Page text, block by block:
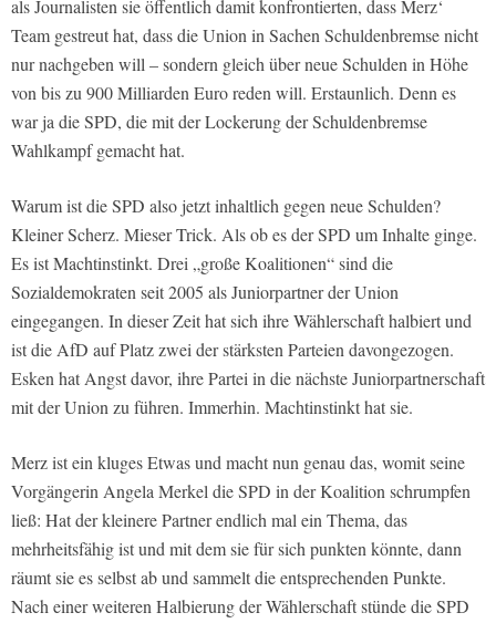
als Journalisten sie öffentlich damit konfrontierten, dass Merz‘
Team gestreut hat, dass die Union in Sachen Schuldenbremse nicht
nur nachgeben will – sondern gleich über neue Schulden in Höhe
von bis zu 900 Milliarden Euro reden will. Erstaunlich. Denn es
war ja die SPD, die mit der Lockerung der Schuldenbremse
Wahlkampf gemacht hat.
Warum ist die SPD also jetzt inhaltlich gegen neue Schulden?
Kleiner Scherz. Mieser Trick. Als ob es der SPD um Inhalte ginge.
Es ist Machtinstinkt. Drei „große Koalitionen“ sind die
Sozialdemokraten seit 2005 als Juniorpartner der Union
eingegangen. In dieser Zeit hat sich ihre Wählerschaft halbiert und
ist die AfD auf Platz zwei der stärksten Parteien davongezogen.
Esken hat Angst davor, ihre Partei in die nächste Juniorpartnerschaft
mit der Union zu führen. Immerhin. Machtinstinkt hat sie.
Merz ist ein kluges Etwas und macht nun genau das, womit seine
Vorgängerin Angela Merkel die SPD in der Koalition schrumpfen
ließ: Hat der kleinere Partner endlich mal ein Thema, das
mehrheitsfähig ist und mit dem sie für sich punkten könnte, dann
räumt sie es selbst ab und sammelt die entsprechenden Punkte.
Nach einer weiteren Halbierung der Wählerschaft stünde die SPD